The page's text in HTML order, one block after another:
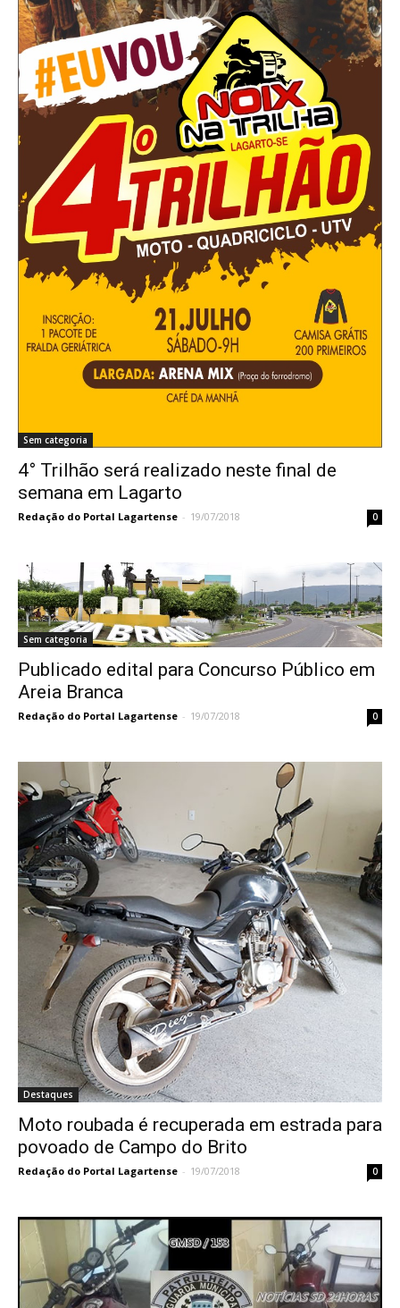
Sem categoria
4° Trilhão será realizado neste final de
semana em Lagarto
Redação do Portal Lagartense - 19/07/2018 0
Sem categoria
Publicado edital para Concurso Público em
Areia Branca
Redação do Portal Lagartense - 19/07/2018 0
Destaques
Moto roubada é recuperada em estrada para
povoado de Campo do Brito
Redação do Portal Lagartense - 19/07/2018 0